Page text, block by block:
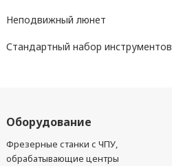
Неподвижный люнет
Стандартный набор инструментов
Оборудование
Фрезерные станки с ЧПУ,
обрабатывающие центры